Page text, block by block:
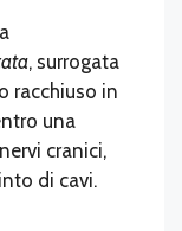
, surrogata
racchiuso in
una
cranici,
di cavi.